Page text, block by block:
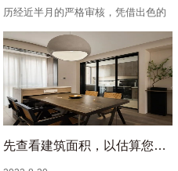
历经近半月的严格审核，凭借出色的
品质管控与先进的...
先查看建筑面积，以估算您需要购买多少材料